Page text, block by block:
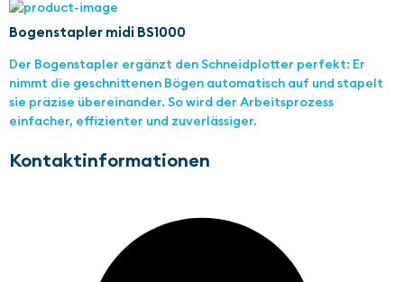
Bogenstapler midi BS1000
Der Bogenstapler ergänzt den Schneidplotter perfekt: Er
nimmt die geschnittenen Bögen automatisch auf und stapelt
sie präzise übereinander. So wird der Arbeitsprozess
einfacher, effizienter und zuverlässiger.
Kontaktinformationen